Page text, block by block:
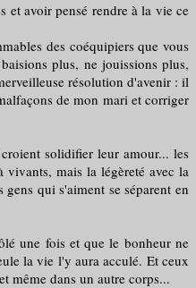
avoir pensé rendre à la vie ce
des coéquipiers que vous
plus, ne jouissions plus,
résolution d'avenir : il
de mon mari et corriger
solidifier leur amour... les
vivants, mais la légèreté avec la
qui s'aiment se séparent en
une fois et que le bonheur ne
la vie l'y aura acculé. Et ceux
même dans un autre corps...